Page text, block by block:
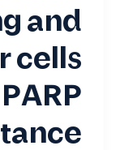
and
cells